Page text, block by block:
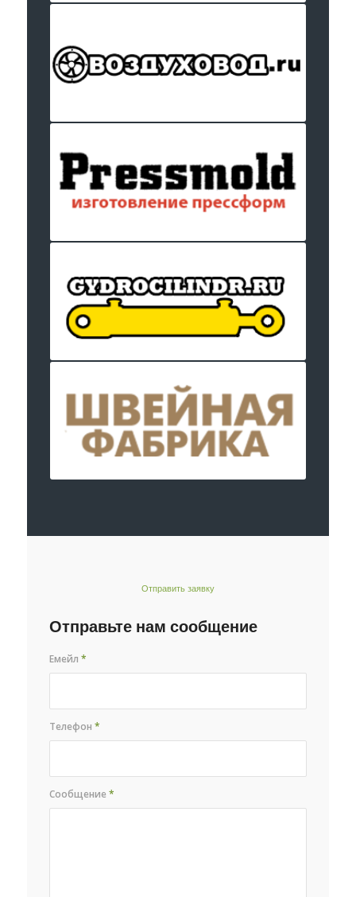
Отправить заявку
Отправьте нам сообщение
Емейл*
Телефон*
Сообщение*